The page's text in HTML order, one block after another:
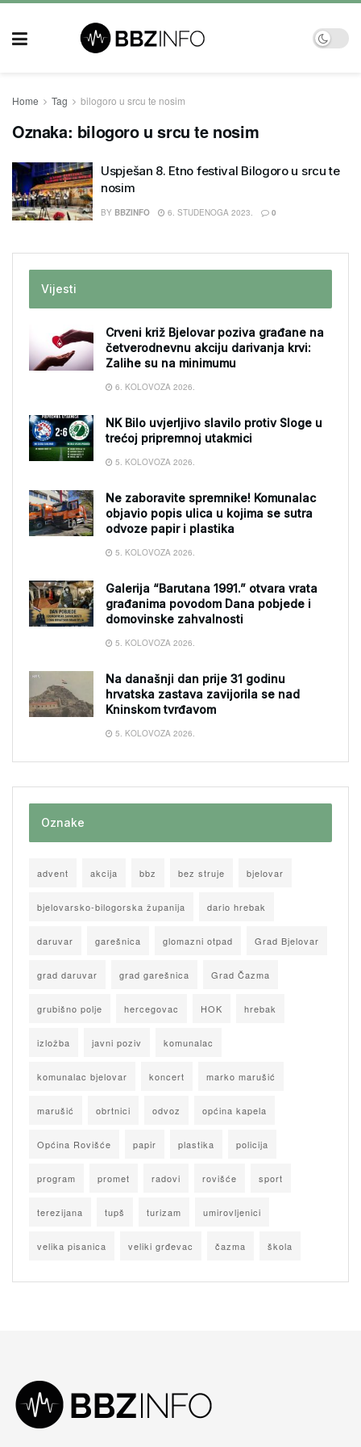
Home Tag bilogoro u srcu te nosim
Oznaka: bilogoro u srcu te nosim
Uspješan 8. Etno festival Bilogoro u srcu te
nosim
BY BBZINFO 6. STUDENOGA 2023. 0
Vijesti
Crveni križ Bjelovar poziva građane na
četverodnevnu akciju darivanja krvi:
Zalihe su na minimumu
6. KOLOVOZA 2026.
NK Bilo uvjerljivo slavilo protiv Sloge u
trećoj pripremnoj utakmici
5. KOLOVOZA 2026.
Ne zaboravite spremnike! Komunalac
objavio popis ulica u kojima se sutra
odvoze papir i plastika
5. KOLOVOZA 2026.
Galerija “Barutana 1991.” otvara vrata
građanima povodom Dana pobjede i
domovinske zahvalnosti
5. KOLOVOZA 2026.
Na današnji dan prije 31 godinu
hrvatska zastava zavijorila se nad
Kninskom tvrđavom
5. KOLOVOZA 2026.
Oznake
advent akcija bbz bez struje bjelovar
bjelovarsko-bilogorska županija dario hrebak
daruvar garešnica glomazni otpad Grad Bjelovar
grad daruvar grad garešnica Grad Čazma
grubišno polje hercegovac HOK hrebak
izložba javni poziv komunalac
komunalac bjelovar koncert marko marušić
marušić obrtnici odvoz općina kapela
Općina Rovišće papir plastika policija
program promet radovi rovišće sport
terezijana tupš turizam umirovljenici
velika pisanica veliki grđevac čazma škola